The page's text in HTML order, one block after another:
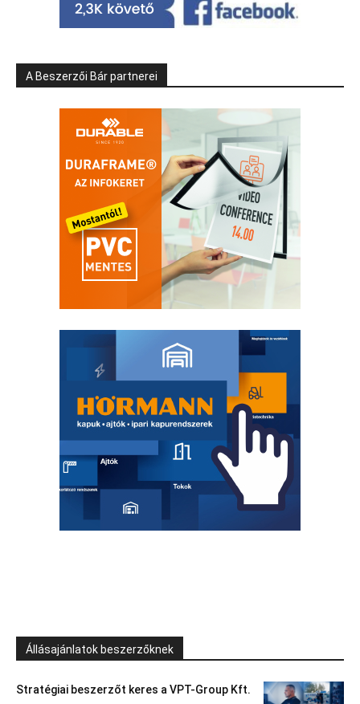
A Beszerzői Bár partnerei
Állásajánlatok beszerzőknek
Stratégiai beszerzőt keres a VPT-Group Kft.